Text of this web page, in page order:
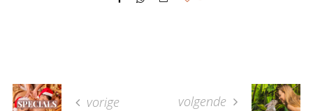
vorige volgende